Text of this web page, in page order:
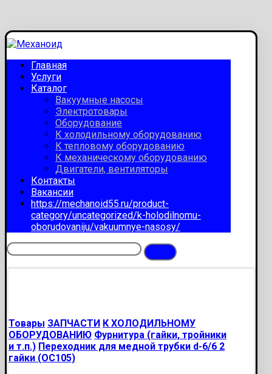
Главная
Услуги
Каталог
Вакуумные насосы
Электротовары
Оборудование
К холодильному оборудованию
К тепловому оборудованию
К механическому оборудованию
Двигатели, вентиляторы
Контакты
Вакансии
https://mechanoid55.ru/product-
category/uncategorized/k-holodilnomu-
oborudovaniju/vakuumnye-nasosy/
Товары ЗАПЧАСТИ К ХОЛОДИЛЬНОМУ
ОБОРУДОВАНИЮ Фурнитура (гайки, тройники
и т.п.) Переходник для медной трубки d-6/6 2
гайки (ОС105)